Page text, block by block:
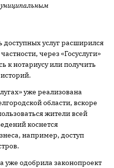
услуг расширился
через «Госуслуги»
к нотариусу или получить
уже реализована
области, вскоре
жители всей
коснется
например, доступ
уже одобрила законопроект